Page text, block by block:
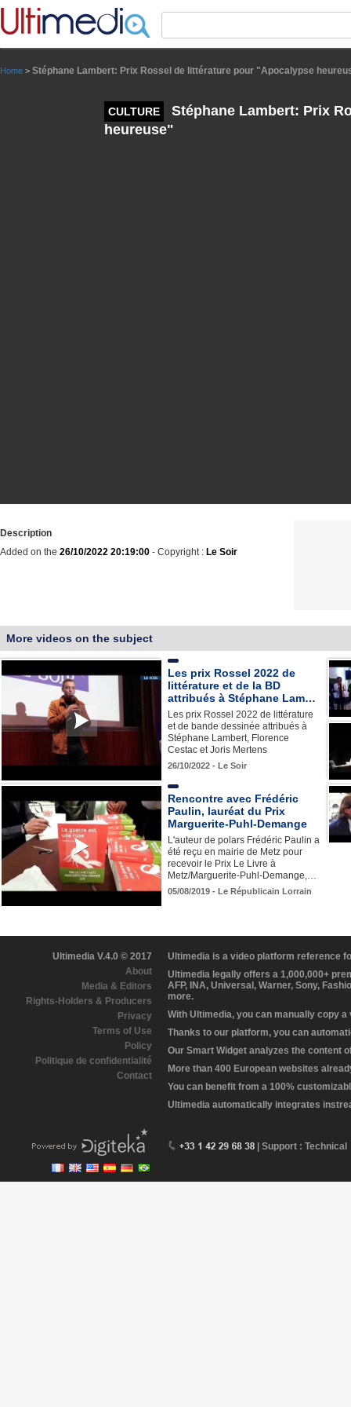
Home > Stéphane Lambert: Prix Rossel de littérature pour "Apocalypse
CULTURE
Stéphane Lambert: Prix
heureuse"
Description
Added on the 26/10/2022 20:19:00 - Copyright : Le Soir
More videos on the subject
Les prix Rossel 2022 de
littérature et de la BD
attribués à Stéphane Lam…
Les prix Rossel 2022 de littérature
et de bande dessinée attribués à
Stéphane Lambert, Florence
Cestac et Joris Mertens
26/10/2022 - Le Soir
Rencontre avec Frédéric
Paulin, lauréat du Prix
Marguerite-Puhl-Demange
L'auteur de polars Frédéric Paulin a
été reçu en mairie de Metz pour
recevoir le Prix Le Livre à
Metz/Marguerite-Puhl-Demange,…
05/08/2019 - Le Républicain Lorrain
Ultimedia V.4.0 © 2017
About
Media & Editors
Rights-Holders & Producers
Privacy
Terms of Use
Policy
Politique de confidentialité
Contact
Ultimedia is a video platform reference
Ultimedia legally offers a 1,000,000+
AFP, INA, Universal, Warner, Sony,
more.
With Ultimedia, you can manually copy
Thanks to our platform, you can
Our Smart Widget analyzes the content
More than 400 European websites
You can benefit from a 100%
Ultimedia automatically integrates
| Support : Technical
Panneau de gestion des cookies